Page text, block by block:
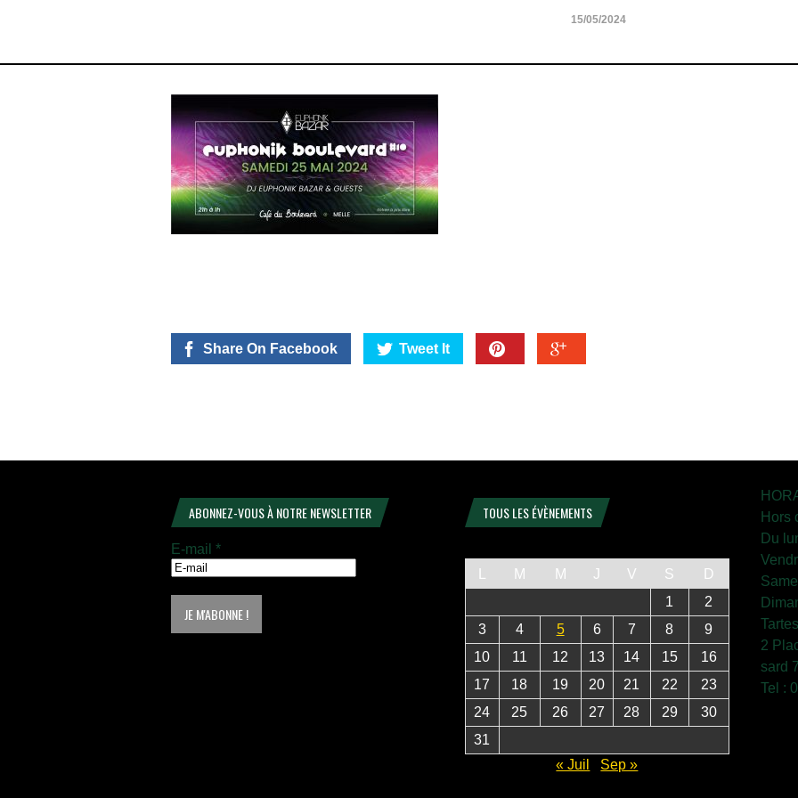
15/05/2024
Share On Facebook Tweet It
ABONNEZ-VOUS À NOTRE NEWSLETTER
E-mail *
TOUS LES ÉVÈNEMENTS
M M J V S
D
1
2
3
4 5 6 7 8
9
10
11 12 13 14 15
16
17
18 19 20 21 22
23
24
25 26 27 28 29
30
31
« Juil
Sep »
Hors
Du
2
sard
Tel :